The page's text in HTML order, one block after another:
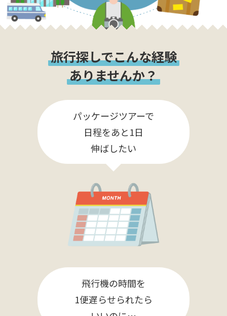
旅行探しでこんな経験
ありませんか？
パッケージツアーで
日程をあと1日
伸ばしたい
飛行機の時間を
1便遅らせられたら